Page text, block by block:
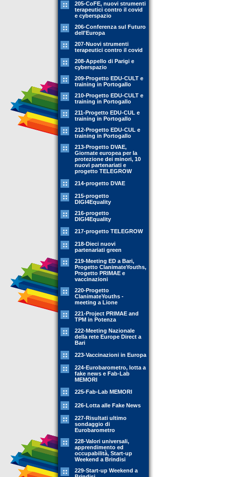
205-CoFE, nuovi strumenti
terapeutici contro il covid
e cyberspazio
206-Conferenza sul Futuro
dell'Europa
207-Nuovi strumenti
terapeutici contro il covid
208-Appello di Parigi e
cyberspazio
209-Progetto EDU-CULT e
training in Portogallo
210-Progetto EDU-CULT e
training in Portogallo
211-Progetto EDU-CUL e
training in Portogallo
212-Progetto EDU-CUL e
training in Portogallo
213-Progetto DVAE,
Giornate europea per la
protezione dei minori, 10
nuovi partenariati e
progetto TELEGROW
214-progetto DVAE
215-progetto
DIGI4Equality
216-progetto
DIGI4Equality
217-progetto TELEGROW
218-Dieci nuovi
partenariati green
219-Meeting ED a Bari,
Progetto ClanimateYouths,
Progetto PRIMAE e
vaccinazioni
220-Progetto
ClanimateYouths -
meeting a Lione
221-Project PRIMAE and
TPM in Potenza
222-Meeting Nazionale
della rete Europe Direct a
Bari
223-Vaccinazioni in Europa
224-Eurobarometro, lotta a
fake news e Fab-Lab
MEMORI
225-Fab-Lab MEMORI
226-Lotta alle Fake News
227-Risultati ultimo
sondaggio di
Eurobarometro
228-Valori universali,
apprendimento ed
occupabilità, Start-up
Weekend a Brindisi
229-Start-up Weekend a